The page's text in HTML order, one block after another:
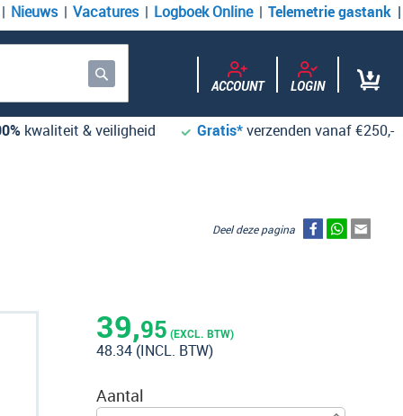
Nieuws Vacatures Logboek Online Telemetrie gastank
Zoek ACCOUNT LOGIN
kwaliteit & veiligheid Gratis*verzenden vanaf €250,-
39,95 (EXCL. BTW)
48.34 (INCL. BTW)
Aantal
Deel deze pagina